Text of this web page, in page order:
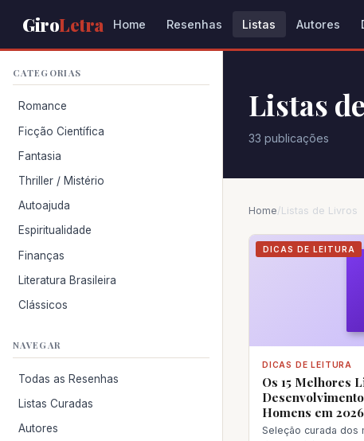
GiroLetra Home Resenhas Listas Autores
CATEGORIAS
Romance
Ficção Científica
Fantasia
Thriller / Mistério
Autoajuda
Espiritualidade
Finanças
Literatura Brasileira
Clássicos
NAVEGAR
Todas as Resenhas
Listas Curadas
Autores
Listas
33 publicações
Home/Listas de Livros
DICAS DE LEITURA
DICAS DE LEITURA
Os 15 Melhores
Homens em 2026
Seleção curada dos